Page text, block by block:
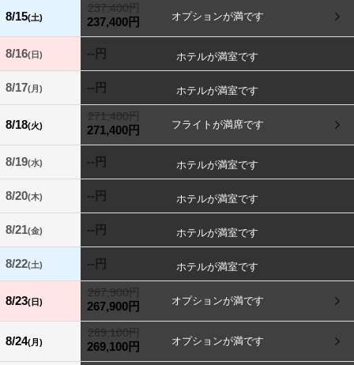
8/15(土)
237,400円
237,400円
8/16(日) --円
8/17(月) --円
8/18(火)
271,400円
271,400円
8/19(水) --円
8/20(木) --円
8/21(金) --円
8/22(土) --円
8/23(日)
267,900円
267,900円
8/24(月)
269,100円
269,100円